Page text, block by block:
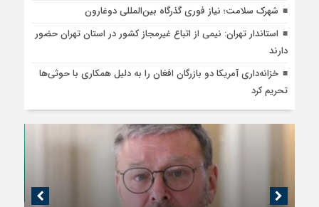
شهرک سلامت؛ نیاز فوری گذرگاه بین‌المللی دوغارون
استاندار تهران: نیمی از اتباع غیرمجاز کشور در استان تهران حضور
دارند
خزانه‌داری آمریکا دو بازرگان افغان را به دلیل همکاری با حوثی‌ها
تحریم کرد